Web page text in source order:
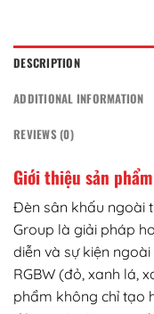
DESCRIPTION
ADDITIONAL INFORMATION
REVIEWS (0)
Giới thiệu sản phẩm
Đèn sân khấu ngoài
Group là giải pháp
diễn và sự kiện
RGBW (đỏ, xanh lá,
phẩm không chỉ tạo